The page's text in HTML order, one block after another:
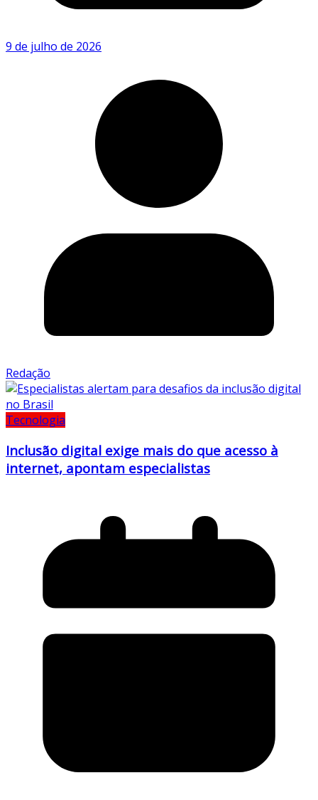
9 de julho de 2026
Redação
Tecnologia
Inclusão digital exige mais do que acesso à
internet, apontam especialistas